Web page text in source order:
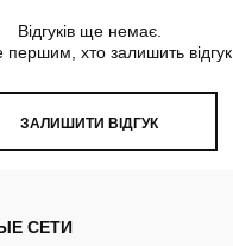
Відгуків ще немає.
першим, хто залишить відгук.
ЗАЛИШИТИ ВІДГУК
СЕТИ